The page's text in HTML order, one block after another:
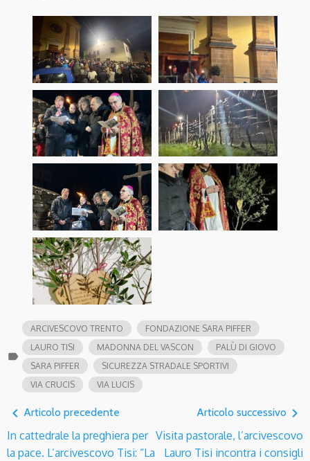
label
ARCIVESCOVO TRENTO
FONDAZIONE SARA PIFFER
LAURO TISI
MADONNA DEL VASCON
PALÙ DI GIOVO
SARA PIFFER
SICUREZZA STRADALE SPORTIVI
VIA CRUCIS
VIA LUCIS
navigate_before Articolo precedente
In cattedrale la preghiera per
la pace. L’arcivescovo Tisi: “La
Articolo successivo navigate_next
Visita pastorale, l’arcivescovo
Lauro Tisi incontra i consigli